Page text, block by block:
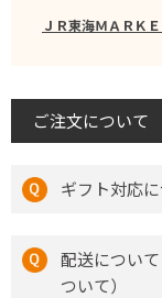
ＪＲ東海ＭＡＲＫ
ご注文について
ギフト対応
配送につい
ついて）